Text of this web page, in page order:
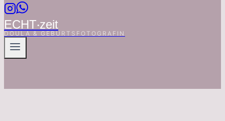
ECHT‧zeit
DOULA & GEBURTSFOTOGRAFIN